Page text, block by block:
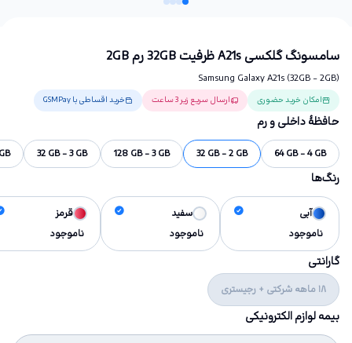
سامسونگ گلکسی A21s ظرفیت 32GB رم 2GB
Samsung Galaxy A21s (32GB - 2GB)
امکان خرید حضوری ارسال سریع زیر 3 ساعت خرید اقساطی با GSMPay
حافظهٔ داخلی و رم
64 GB - 4 GB
32 GB - 2 GB
128 GB - 3 GB
32 GB - 3 GB
رنگ‌ها
آبی
ناموجود
سفید
ناموجود
قرمز
ناموجود
گارانتی
18 ماهه شرکتی + رجیستری
بیمه لوازم الکترونیکی